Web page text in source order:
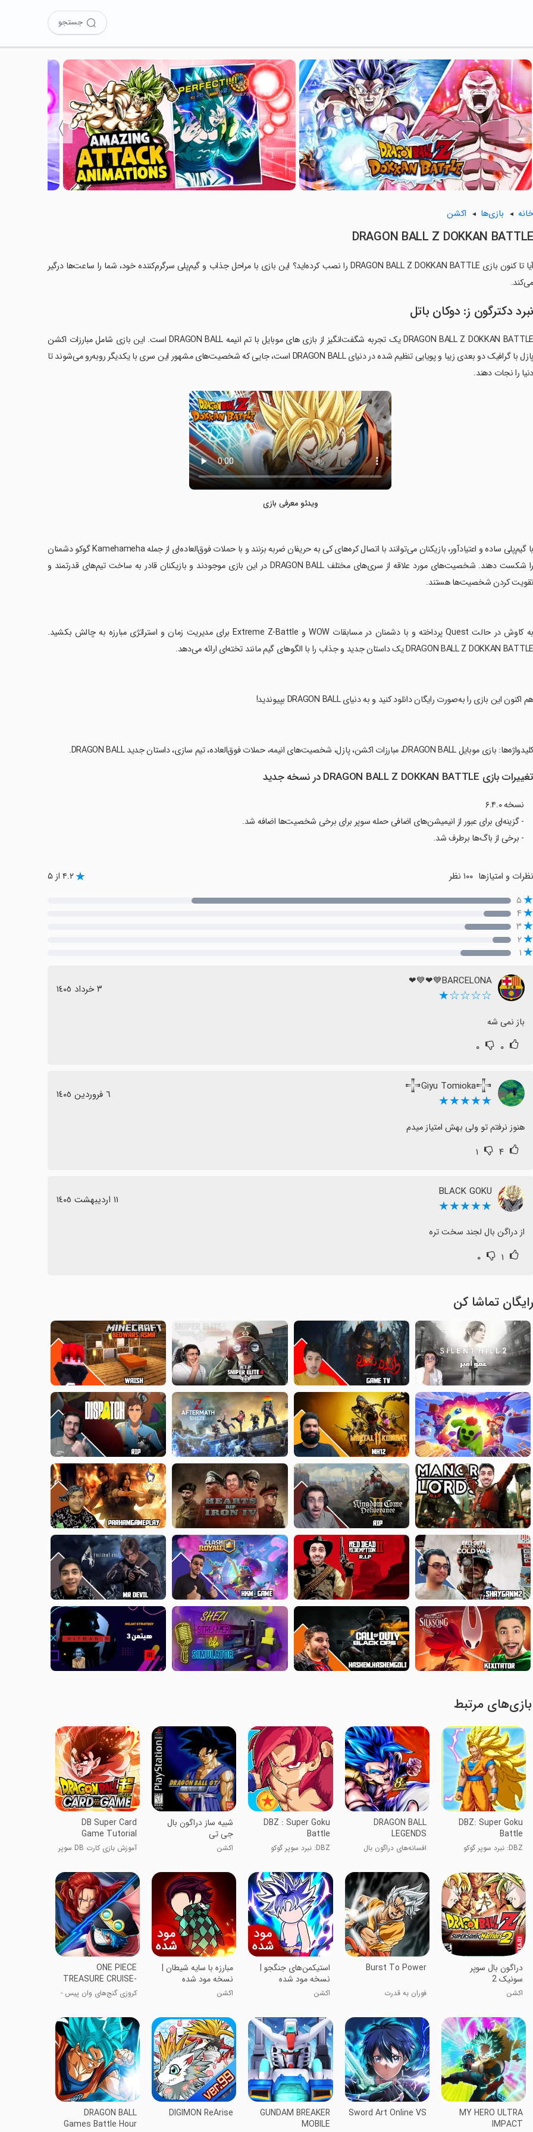
جستجو
〈
〉
خانه بازی‌ها اکشن
DRAGON BALL Z DOKKAN BATTLE
آیا تا کنون بازی DRAGON BALL Z DOKKAN BATTLE را نصب کرده‌اید؟ این بازی با مراحل جذاب و گیم‌پلی سرگرم‌کننده خود، شما را ساعت‌ها درگیر
می‌کند.
نبرد دکترگون ز: دوکان باتل
DRAGON BALL Z DOKKAN BATTLE یک تجربه شگفت‌انگیز از بازی‌ های موبایل با تم انیمه DRAGON BALL است. این بازی شامل مبارزات اکشن
پازل با گرافیک دو بعدی زیبا و پویایی تنظیم شده در دنیای DRAGON BALL است، جایی که شخصیت‌های مشهور این سری با یکدیگر روبه‌رو می‌شوند تا
دنیا را نجات دهند.
ویدئو معرفی بازی
‏با گیم‌پلی ساده و اعتیادآور، بازیکنان می‌توانند با اتصال کره‌های کی به حریفان ضربه بزنند و با حملات فوق‌العاده‌ای از جمله Kamehameha گوکو دشمنان
را شکست دهند. شخصیت‌های مورد علاقه از سری‌های مختلف DRAGON BALL در این بازی موجودند و بازیکنان قادر به ساخت تیم‌های قدرتمند و
تقویت کردن شخصیت‌ها هستند.
‏به کاوش در حالت Quest پرداخته و با دشمنان در مسابقات WOW و Extreme Z-Battle برای مدیریت زمان و استراتژی مبارزه به چالش بکشید.
DRAGON BALL Z DOKKAN BATTLE یک داستان جدید و جذاب را با الگوهای گیم‌ مانند تخته‌ای ارائه می‌دهد.
‏هم اکنون این بازی را به‌صورت رایگان دانلود کنید و به دنیای DRAGON BALL بپیوندید!
‏کلیدواژه‌ها: بازی موبایل DRAGON BALL، مبارزات اکشن، پازل، شخصیت‌های انیمه، حملات فوق‌العاده، تیم سازی، داستان جدید DRAGON BALL.
تغییرات بازی DRAGON BALL Z DOKKAN BATTLE در نسخه جدید
نسخه ۶.۴.۰
- گزینه‌ای برای عبور از انیمیشن‌های اضافی حمله سوپر برای برخی شخصیت‌ها اضافه شد.
- برخی از باگ‌ها برطرف شد.
نظرات و امتیازها ۱۰۰ نظر ۴.۲ از ۵
۵
۴
۳
۲
۱
BARCELONA💙❤💙❤
☆☆☆☆★ ٣ خرداد ١٤٠٥
باز نمی شه
۰ ۰
𒋲Giyu Tomioka𒋲
★★★★★ ٦ فروردین ١٤٠٥
هنوز نرفتم تو ولی بهش امتیاز میدم
۴ ۱
BLACK GOKU
★★★★★ ١١ اردیبهشت ١٤٠٥
از دراگن بال لجند سخت تره
۱ ۰
رایگان تماشا کن
بازی‌های مرتبط
DBZ: Super Goku
Battle
DBZ: نبرد سوپر گوکو
DRAGON BALL
LEGENDS
افسانه‌های دراگون بال
DBZ : Super Goku
Battle
DBZ: نبرد سوپر گوکو
شبیه ساز دراگون بال
جی تی
اکشن
DB Super Card
Game Tutorial
آموزش بازی کارت DB سوپر
دراگون بال سوپر
سونیک 2
اکشن
Burst To Power
فوران به قدرت
استیکمن‌های جنگجو |
نسخه مود شده
اکشن
مبارزه با سایه شیطان |
نسخه مود شده
اکشن
ONE PIECE
TREASURE CRUISE-
RPG
کروزی گنج‌های وان پیس -
MY HERO ULTRA
IMPACT
Sword Art Online VS
GUNDAM BREAKER
MOBILE
DIGIMON ReArise
DRAGON BALL
Games Battle Hour